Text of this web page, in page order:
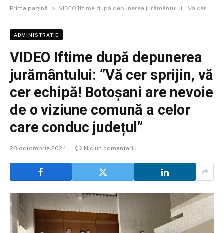
Prima pagină » VIDEO Iftime după depunerea jurământului: ”Vă cer sprijin, vă cer echipă! Botoșani are nevoie de o viziune comună a celor care conduc județul”
ADMINISTRATIE
VIDEO Iftime după depunerea
jurământului: ”Vă cer sprijin, vă
cer echipă! Botoșani are nevoie
de o viziune comună a celor
care conduc județul”
28 octombrie 2024 Niciun comentariu